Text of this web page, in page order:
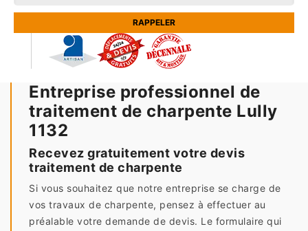
Entreprise professionnel de
traitement de charpente Lully
1132
Recevez gratuitement votre devis
traitement de charpente
Si vous souhaitez que notre entreprise se charge de
vos travaux de charpente, pensez à effectuer au
préalable votre demande de devis. Le formulaire qui